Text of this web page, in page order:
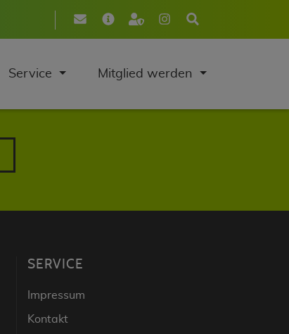
Service Mitglied werden
SERVICE
Impressum
Kontakt